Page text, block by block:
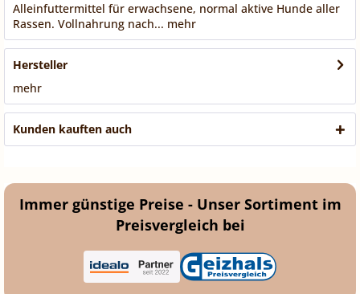
Alleinfuttermittel für erwachsene, normal aktive Hunde aller
Rassen. Vollnahrung nach... mehr
Hersteller
mehr
Kunden kauften auch
Immer günstige Preise - Unser Sortiment im
Preisvergleich bei